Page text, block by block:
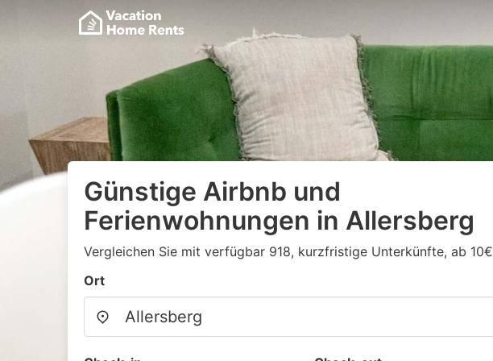
Günstige Airbnb und
Ferienwohnungen in Allersberg
Vergleichen Sie mit verfügbar 918, kurzfristige Unterkünfte, ab 10€
Ort